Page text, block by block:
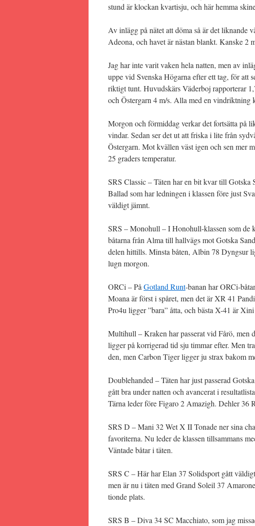
stund är klockan kvartisju, och här hemma
Av inlägg på nätet att döma så är det liknande
Adeona, och havet är nästan blankt. Kanske 2
Jag har inte varit vaken hela natten, men av
uppe vid Svenska Högarna efter ett tag, för att
riktigt tunt. Huvudskärs Väderboj rapporterar
och Östergarn 4 m/s. Alla med en vindriktning
Morgon och förmiddag verkar det fortsätta på
vindar. Sedan ser det ut att friska i lite från
Östergarn. Mot kvällen väst igen och sen mer
25 graders temperatur.
SRS Classic – Täten har en bit kvar till Gotska
Ballad som har ledningen i klassen före just
väldigt jämnt.
SRS – Monohull – I Honohull-klassen som de
båtarna från Alma till hallvägs mot Gotska
delen hittills. Minsta båten, Albin 78 Dyngsur
lugn morgon.
ORCi – På Gotland Runt-banan har ORCi-
Moana är först i spåret, men det är XR 41
Pro4u ligger ”bara” åtta, och bästa X-41 är
Multihull – Kraken har passerat vid Fårö, men
ligger på korrigerad tid sju timmar efter. Men
den, men Carbon Tiger ligger ju strax bakom
Doublehanded – Täten har just passerad
gått bra under natten och avancerat i
Tärna leder före Figaro 2 Amazigh. Dehler 36
SRS D – Mani 32 Wet X II Tonade ner sina
favoriterna. Nu leder de klassen tillsammans
Väntade båtar i täten.
SRS C – Här har Elan 37 Solidsport gått
men är nu i täten med Grand Soleil 37
tionde plats.
SRS B – Diva 34 SC Macchiato, som jag